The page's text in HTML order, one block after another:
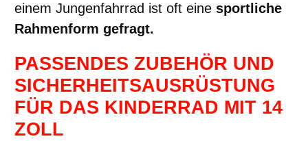
einem Jungenfahrrad ist oft eine sportliche
Rahmenform gefragt.
PASSENDES ZUBEHÖR UND
SICHERHEITSAUSRÜSTUNG
FÜR DAS KINDERRAD MIT 14
ZOLL